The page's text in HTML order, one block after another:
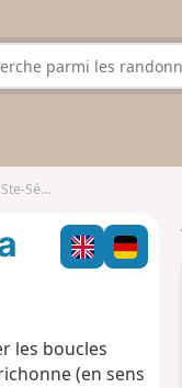
les boucles
(en sens